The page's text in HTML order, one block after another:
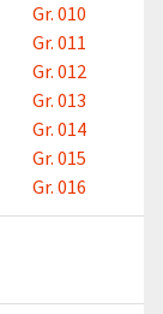
Gr. 010
Gr. 011
Gr. 012
Gr. 013
Gr. 014
Gr. 015
Gr. 016